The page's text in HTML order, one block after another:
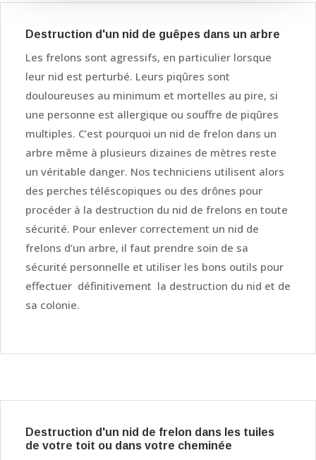
Destruction d'un nid de guêpes dans un arbre
Les frelons sont agressifs, en particulier lorsque
leur nid est perturbé. Leurs piqûres sont
douloureuses au minimum et mortelles au pire, si
une personne est allergique ou souffre de piqûres
multiples. C’est pourquoi un nid de frelon dans un
arbre même à plusieurs dizaines de mètres reste
un véritable danger. Nos techniciens utilisent alors
des perches téléscopiques ou des drônes pour
procéder à la destruction du nid de frelons en toute
sécurité. Pour enlever correctement un nid de
frelons d’un arbre, il faut prendre soin de sa
sécurité personnelle et utiliser les bons outils pour
effectuer définitivement la destruction du nid et de
sa colonie.
Destruction d'un nid de frelon dans les tuiles
de votre toit ou dans votre cheminée